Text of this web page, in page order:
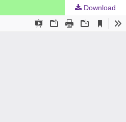
Download